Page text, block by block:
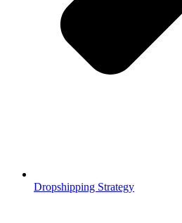
Dropshipping Strategy